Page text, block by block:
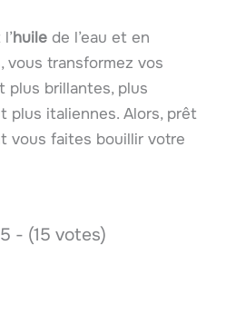
huile de l’eau et en
vous transformez vos
plus brillantes, plus
plus italiennes. Alors, prêt
vous faites bouillir votre
- (15 votes)